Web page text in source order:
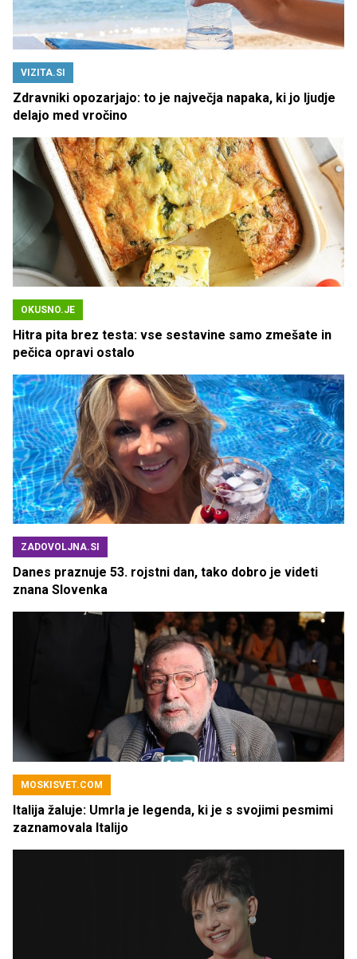
VIZITA.SI
Zdravniki opozarjajo: to je največja napaka, ki jo ljudje
delajo med vročino
OKUSNO.JE
Hitra pita brez testa: vse sestavine samo zmešate in
pečica opravi ostalo
ZADOVOLJNA.SI
Danes praznuje 53. rojstni dan, tako dobro je videti
znana Slovenka
MOSKISVET.COM
Italija žaluje: Umrla je legenda, ki je s svojimi pesmimi
zaznamovala Italijo